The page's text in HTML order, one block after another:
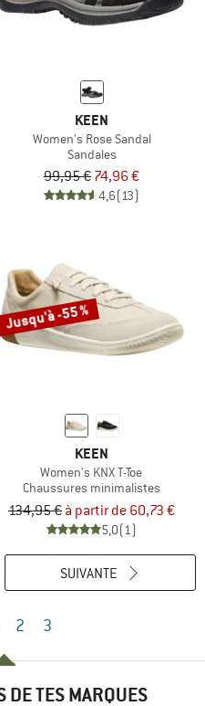
KEEN
Women's Rose Sandal
Sandales
99,95 € 74,96 €
4,6(13)
Jusqu'à -55 %
KEEN
Women's KNX T-Toe
Chaussures minimalistes
134,95 € à partir de 60,73 €
5,0(1)
2 3
SUIVANTE
DE TES MARQUES